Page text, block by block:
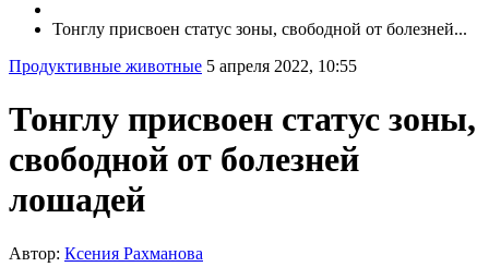
Тонглу присвоен статус зоны, свободной от болезней...
Продуктивные животные 5 апреля 2022, 10:55
Тонглу присвоен статус зоны,
свободной от болезней
лошадей
Автор: Ксения Рахманова